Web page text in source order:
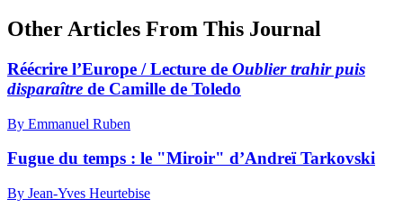
Other Articles From This Journal
Réécrire l’Europe / Lecture de Oublier trahir puis
disparaître de Camille de Toledo
By Emmanuel Ruben
Fugue du temps : le "Miroir" d’Andreï Tarkovski
By Jean-Yves Heurtebise